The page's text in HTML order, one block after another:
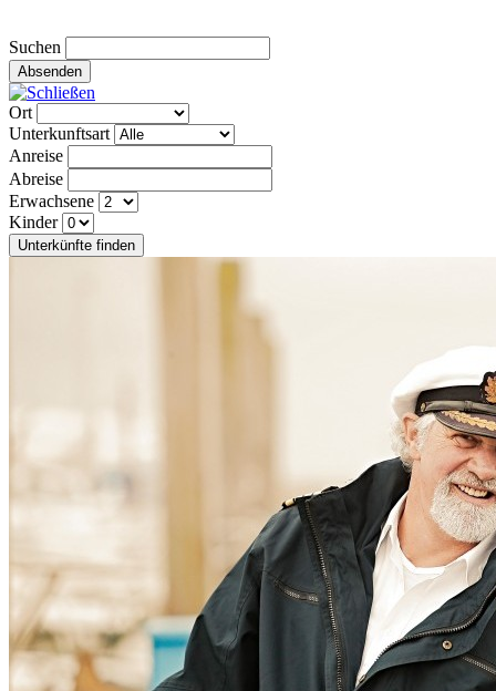
Suchen
Absenden
Ort
Unterkunftsart
Anreise
Abreise
Erwachsene
Kinder
Unterkünfte finden